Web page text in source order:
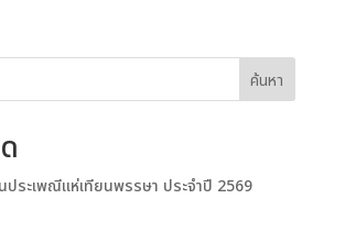
ค้นหา
ประเพณีแห่เทียนพรรษา ประจำปี 2569